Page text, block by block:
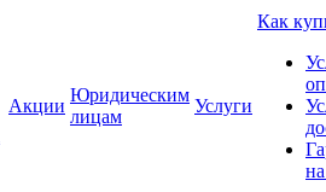
Акции
Юридическим
лицам
Услуги
Как